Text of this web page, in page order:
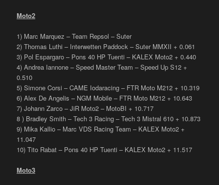
Moto2
1) Marc Marquez – Team Repsol – Suter
2) Thomas Luthi – Interwetten Paddock – Suter MMXII + 0.061
3) Pol Espargaro – Pons 40 HP Tuenti – KALEX Moto2 + 0.440
4) Andrea Iannone – Speed Master Team – Speed Up S12 +
0.510
5) Simone Corsi – CAME Iodaracing – FTR Moto M212 + 10.319
6) Alex De Angelis – NGM Mobile – FTR Moto M212 + 10.643
7) Johann Zarco – JiR Moto2 – MotoBI + 10.717
8 ) Bradley Smith – Tech 3 Racing – Tech 3 Mistral 610 + 10.873
9) Mika Kallio – Marc VDS Racing Team – KALEX Moto2 +
11.047
10) Tito Rabat – Pons 40 HP Tuenti – KALEX Moto2 + 11.517
Moto3